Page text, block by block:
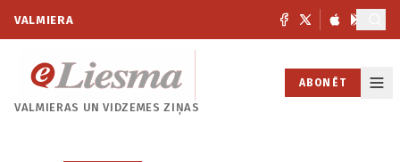
VALMIERA
VALMIERAS UNVIDZEMES ZIŅAS
ABONĒT